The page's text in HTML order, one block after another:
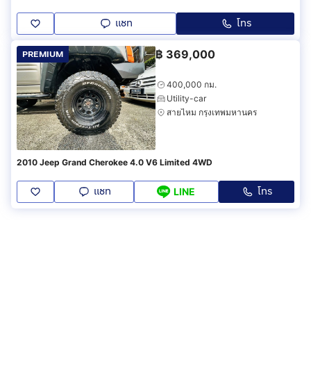
แชท โทร
PREMIUM ฿ 369,000
400,000 กม.
Utility-car
สายไหม กรุงเทพมหานคร
2010 Jeep Grand Cherokee 4.0 V6 Limited 4WD
แชท LINE โทร